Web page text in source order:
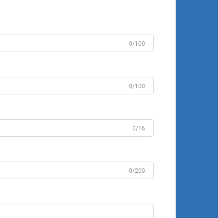
0/100
0/100
0/16
0/200